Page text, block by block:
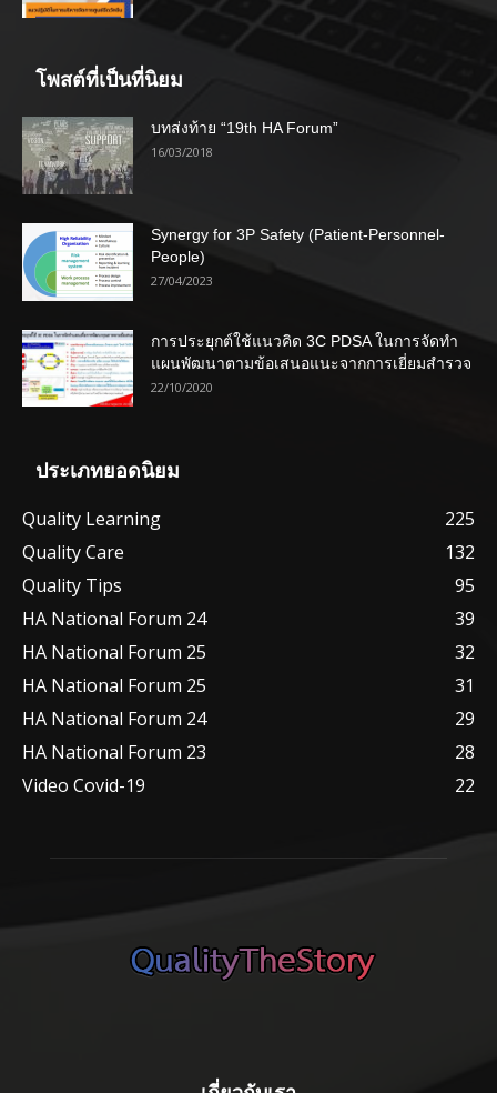
โพสต์ที่เป็นที่นิยม
บทส่งท้าย “19th HA Forum”
16/03/2018
Synergy for 3P Safety (Patient-Personnel-
People)
27/04/2023
การประยุกต์ใช้แนวคิด 3C PDSA ในการจัดทำ
แผนพัฒนาตามข้อเสนอแนะจากการเยี่ยมสำรวจ
22/10/2020
ประเภทยอดนิยม
Quality Learning
225
Quality Care
132
Quality Tips
95
HA National Forum 24
39
HA National Forum 25
32
HA National Forum 25
31
HA National Forum 24
29
HA National Forum 23
28
Video Covid-19
22